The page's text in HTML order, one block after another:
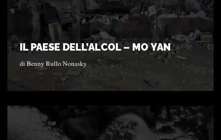
IL PAESE DELL’ALCOL – MO YAN
di Benny Rullo Nonasky